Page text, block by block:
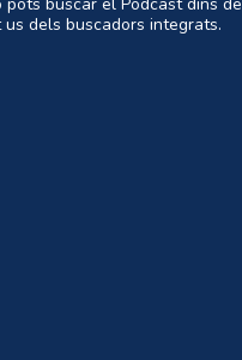
pots buscar el Podcast dins de
dels buscadors integrats.